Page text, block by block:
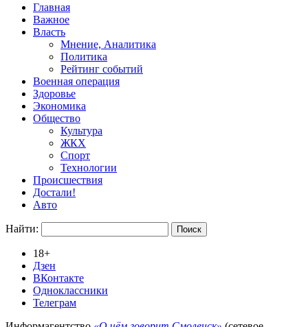
Главная
Важное
Власть
Мнение, Аналитика
Политика
Рейтинг событий
Военная операция
Здоровье
Экономика
Общество
Культура
ЖКХ
Спорт
Технологии
Происшествия
Достали!
Авто
Найти:
18+
Дзен
ВКонтакте
Одноклассники
Телеграм